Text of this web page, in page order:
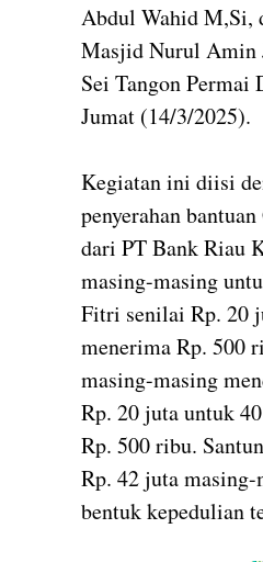
Abdul Wahid M,Si,
Masjid Nurul Amin
Sei Tangon Permai
Jumat (14/3/2025).
Kegiatan ini diisi
penyerahan
dari PT Bank Riau
masing-masing
Fitri senilai Rp. 20
menerima Rp. 500
masing-masing
Rp. 20 juta untuk
Rp. 500 ribu.
Rp. 42 juta
bentuk kepedulian